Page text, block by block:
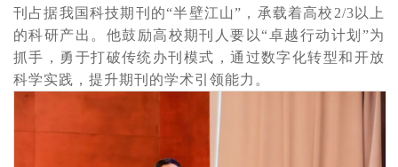
刊占据我国科技期刊的“半壁江山”，承载着高校2/3以上
的科研产出。他鼓励高校期刊人要以“卓越行动计划”为
抓手，勇于打破传统办刊模式，通过数字化转型和开放
科学实践，提升期刊的学术引领能力。